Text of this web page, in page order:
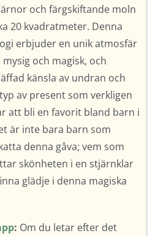
och färgskiftande moln
20 kvadratmeter. Denna
erbjuder en unik atmosfär
och magisk, och
känsla av undran och
av present som verkligen
att bli en favorit bland barn i
är inte bara barn som
denna gåva; vem som
skönheten i en stjärnklar
glädje i denna magiska
: Om du letar efter det